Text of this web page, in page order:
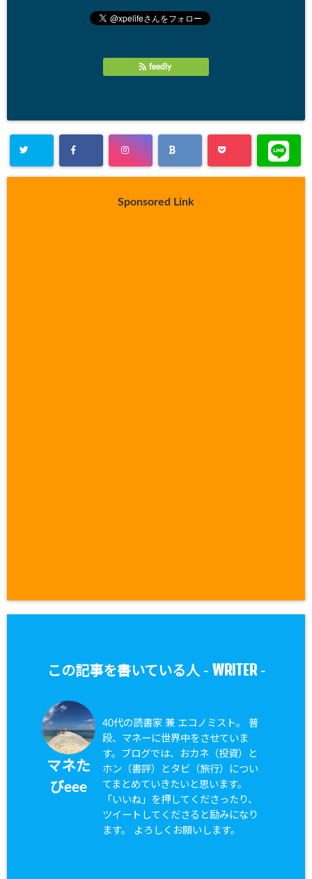
feedly
Sponsored Link
この記事を書いている人 - WRITER-
マネた
びeee
40代の読書家 兼 エコノミスト。 普
段、マネーに世界中をさせていま
す。ブログでは、おカネ（投資）と
ホン（書評）とタビ（旅行）につい
てまとめていきたいと思います。
「いいね」を押してくださったり、
ツイートしてくださると励みになり
ます。 よろしくお願いします。